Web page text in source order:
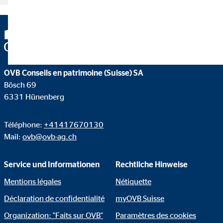
OVB Conseils en patrimoine (Suisse) SA
Bösch 69
6331 Hünenberg
Téléphone: +41417670130
Mail: ovb@ovb-ag.ch
Service und Informationen
Mentions légales
Déclaration de confidentialité
Organization: "Faits sur OVB"
Rechtliche Hinweise
Nétiquette
myOVB Suisse
Paramètres des cookies